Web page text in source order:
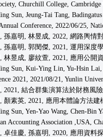
Churchill College,
Sun, Jeung-Tai Tang,
Conference, 2022/06/25,
孫嘉明, 林昱成, 2022, 網路輿情
孫嘉明, 郭閔傑, 2021, 運用深度
林昱成, 廖紋萱, 2021, 應用公開
Sun, Kui-Ying Lin, Yu-Hsin Lai,
2021, 2021/08/21, Yunlin
2021, 結合群集演算法於財務風
顏素英, 2021, 應用本體論方法
Sun, Yen-Yao Wang, Chen-Bin
Accounting Association ,USA,
卓佳慶, 孫嘉明, 2020, 應用資料